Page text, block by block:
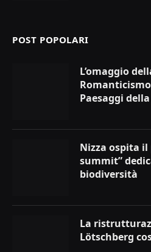
POST POPOLARI
L’omaggio
Paesaggi
Nizza ospita
summit”
biodiversità
La
Lötschberg